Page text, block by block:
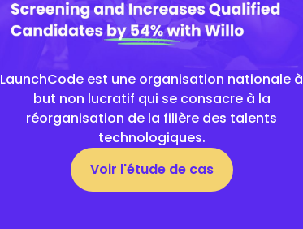
LaunchCode est une organisation nationale à
but non lucratif qui se consacre à la
réorganisation de la filière des talents
technologiques.
Voir l'étude de cas